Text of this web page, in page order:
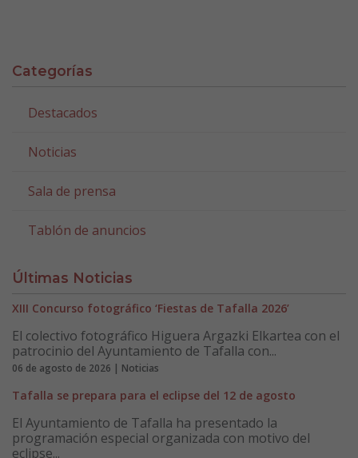
Categorías
Destacados
Noticias
Sala de prensa
Tablón de anuncios
Últimas Noticias
XIII Concurso fotográfico ‘Fiestas de Tafalla 2026’
El colectivo fotográfico Higuera Argazki Elkartea con el
patrocinio del Ayuntamiento de Tafalla con...
06 de agosto de 2026 | Noticias
Tafalla se prepara para el eclipse del 12 de agosto
El Ayuntamiento de Tafalla ha presentado la
programación especial organizada con motivo del
eclipse...